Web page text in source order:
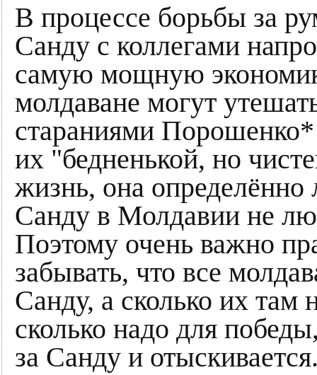
В процессе борьбы за
Санду с коллегами
самую мощную
молдаване могут
стараниями
их "бедненькой, но
жизнь, она определённо
Санду в Молдавии не
Поэтому очень важно
забывать, что все
Санду, а сколько их там
сколько надо для
за Санду и